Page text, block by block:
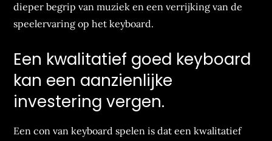
dieper begrip van muziek en een verrijking van de
speelervaring op het keyboard.
Een kwalitatief goed keyboard
kan een aanzienlijke
investering vergen.
Een con van keyboard spelen is dat een kwalitatief